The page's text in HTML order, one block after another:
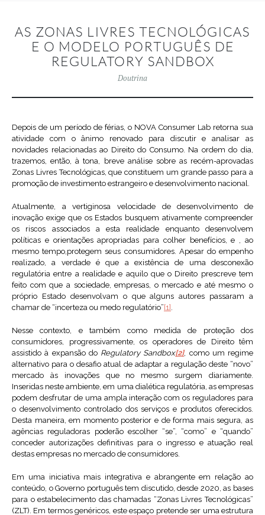
AS ZONAS LIVRES TECNOLÓGICAS
E O MODELO PORTUGUÊS DE
REGULATORY SANDBOX
Doutrina
Depois de um período de férias, o NOVA Consumer Lab retorna sua
atividade com o ânimo renovado para discutir e analisar as
novidades relacionadas ao Direito do Consumo. Na ordem do dia,
trazemos, então, à tona, breve análise sobre as recém-aprovadas
Zonas Livres Tecnológicas, que constituem um grande passo para a
promoção de investimento estrangeiro e desenvolvimento nacional.
Atualmente, a vertiginosa velocidade de desenvolvimento de
inovação exige que os Estados busquem ativamente compreender
os riscos associados a esta realidade enquanto desenvolvem
políticas e orientações apropriadas para colher benefícios, e , ao
mesmo tempo,protegem seus consumidores. Apesar do empenho
realizado, a verdade é que a existência de uma desconexão
regulatória entre a realidade e aquilo que o Direito prescreve tem
feito com que a sociedade, empresas, o mercado e até mesmo o
próprio Estado desenvolvam o que alguns autores passaram a
chamar de “incerteza ou medo regulatório” [1] .
Nesse contexto, e também como medida de proteção dos
consumidores, progressivamente, os operadores de Direito têm
assistido à expansão do Regulatory Sandbox[2], como um regime
alternativo para o desafio atual de adaptar a regulação deste “novo”
mercado às inovações que no mesmo surgem diariamente.
Inseridas neste ambiente, em uma dialética regulatória, as empresas
podem desfrutar de uma ampla interação com os reguladores para
o desenvolvimento controlado dos serviços e produtos oferecidos.
Desta maneira, em momento posterior e de forma mais segura, as
agências reguladoras poderão escolher “se”, “como” e “quando”
conceder autorizações definitivas para o ingresso e atuação real
destas empresas no mercado de consumidores.
Em uma iniciativa mais integrativa e abrangente em relação ao
conteúdo, o Governo português tem discutido, desde 2020, as bases
para o estabelecimento das chamadas “Zonas Livres Tecnológicas”
(ZLT). Em termos genéricos, este espaço pretende ser uma estrutura